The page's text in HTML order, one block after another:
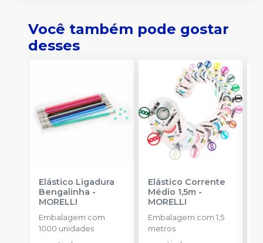
Você também pode gostar
desses
Elástico Ligadura
Bengalinha -
MORELLI
Embalagem com
1000 unidades
Elástico Corrente
Médio 1,5m-
MORELLI
Embalagem com 1,5
metros